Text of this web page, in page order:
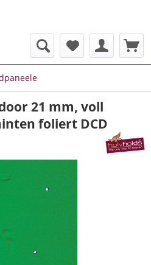
21 mm, voll
foliert DCD